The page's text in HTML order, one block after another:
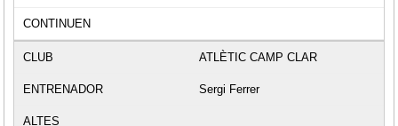
ATLÈTIC CAMP CLAR
Sergi Ferrer